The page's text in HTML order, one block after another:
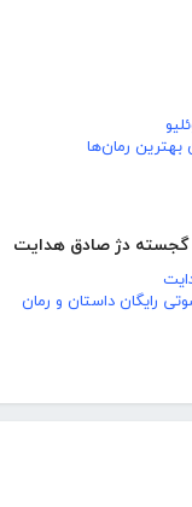
بهترین رمان‌ها
گجسته دژ صادق هدایت
رایگان داستان و رمان